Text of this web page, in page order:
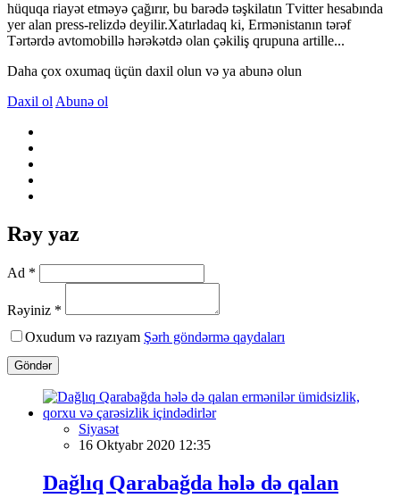
hüquqa riayət etməyə çağırır, bu barədə təşkilatın Tvitter hesabında
yer alan press-relizdə deyilir.Xatırladaq ki, Ermənistanın tərəf
Tərtərdə avtomobillə hərəkətdə olan çəkiliş qrupuna artille...
Daha çox oxumaq üçün daxil olun və ya abunə olun
Daxil ol Abunə ol
Rəy yaz
Ad *
Rəyiniz *
Oxudum və razıyam Şərh göndərmə qaydaları
Göndər
Siyasət
16 Oktyabr 2020 12:35
Dağlıq Qarabağda hələ də qalan